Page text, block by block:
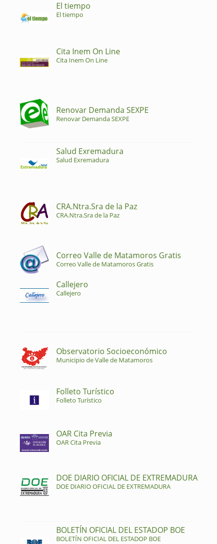
El tiempo
El tiempo
Cita Inem On Line
Cita Inem On Line
Renovar Demanda SEXPE
Renovar Demanda SEXPE
Salud Exremadura
Salud Exremadura
CRA.Ntra.Sra de la Paz
CRA.Ntra.Sra de la Paz
Correo Valle de Matamoros Gratis
Correo Valle de Matamoros Gratis
Callejero
Callejero
Observatorio Socioeconómico
Municipio de Valle de Matamoros
Folleto Turístico
Folleto Turístico
OAR Cita Previa
OAR Cita Previa
DOE DIARIO OFICIAL DE EXTREMADURA
DOE DIARIO OFICIAL DE EXTREMADURA
BOLETÍN OFICIAL DEL ESTADOP BOE
BOLETÍN OFICIAL DEL ESTADOP BOE